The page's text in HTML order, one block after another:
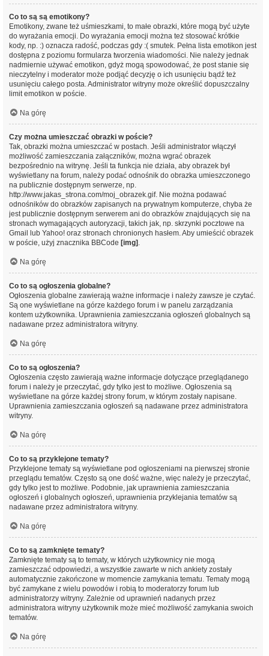
Co to są są emotikony?
Emotikony, zwane też uśmieszkami, to małe obrazki, które mogą być użyte
do wyrażania emocji. Do wyrażania emocji można też stosować krótkie
kody, np. :) oznacza radość, podczas gdy :( smutek. Pełna lista emotikon jest
dostępna z poziomu formularza tworzenia wiadomości. Nie należy jednak
nadmiernie używać emotikon, gdyż mogą spowodować, że post stanie się
nieczytelny i moderator może podjąć decyzję o ich usunięciu bądź też
usunięciu całego posta. Administrator witryny może określić dopuszczalny
limit emotikon w poście.
Na górę
Czy można umieszczać obrazki w poście?
Tak, obrazki można umieszczać w postach. Jeśli administrator włączył
możliwość zamieszczania załączników, można wgrać obrazek
bezpośrednio na witrynę. Jeśli ta funkcja nie działa, aby obrazek był
wyświetlany na forum, należy podać odnośnik do obrazka umieszczonego
na publicznie dostępnym serwerze, np.
http://www.jakas_strona.com/moj_obrazek.gif. Nie można podawać
odnośników do obrazków zapisanych na prywatnym komputerze, chyba że
jest publicznie dostępnym serwerem ani do obrazków znajdujących się na
stronach wymagających autoryzacji, takich jak, np. skrzynki pocztowe na
Gmail lub Yahoo! oraz stronach chronionych hasłem. Aby umieścić obrazek
w poście, użyj znacznika BBCode [img] .
Na górę
Co to są ogłoszenia globalne?
Ogłoszenia globalne zawierają ważne informacje i należy zawsze je czytać.
Są one wyświetlane na górze każdego forum i w panelu zarządzania
kontem użytkownika. Uprawnienia zamieszczania ogłoszeń globalnych są
nadawane przez administratora witryny.
Na górę
Co to są ogłoszenia?
Ogłoszenia często zawierają ważne informacje dotyczące przeglądanego
forum i należy je przeczytać, gdy tylko jest to możliwe. Ogłoszenia są
wyświetlane na górze każdej strony forum, w którym zostały napisane.
Uprawnienia zamieszczania ogłoszeń są nadawane przez administratora
witryny.
Na górę
Co to są przyklejone tematy?
Przyklejone tematy są wyświetlane pod ogłoszeniami na pierwszej stronie
przeglądu tematów. Często są one dość ważne, więc należy je przeczytać,
gdy tylko jest to możliwe. Podobnie, jak uprawnienia zamieszczania
ogłoszeń i globalnych ogłoszeń, uprawnienia przyklejania tematów są
nadawane przez administratora witryny.
Na górę
Co to są zamknięte tematy?
Zamknięte tematy są to tematy, w których użytkownicy nie mogą
zamieszczać odpowiedzi, a wszystkie zawarte w nich ankiety zostały
automatycznie zakończone w momencie zamykania tematu. Tematy mogą
być zamykane z wielu powodów i robią to moderatorzy forum lub
administratorzy witryny. Zależnie od uprawnień nadanych przez
administratora witryny użytkownik może mieć możliwość zamykania swoich
tematów.
Na górę